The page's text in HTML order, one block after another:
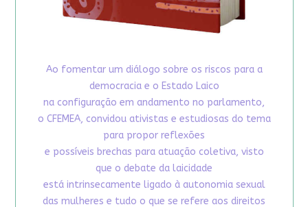
Ao fomentar um diálogo sobre os riscos para a
democracia e o Estado Laico
na configuração em andamento no parlamento,
o CFEMEA, convidou ativistas e estudiosas do tema
para propor reflexões
e possíveis brechas para atuação coletiva, visto
que o debate da laicidade
está intrinsecamente ligado à autonomia sexual
das mulheres e tudo o que se refere aos direitos